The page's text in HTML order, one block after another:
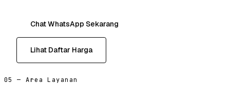
Chat WhatsApp Sekarang
Lihat Daftar Harga
05 — Area Layanan